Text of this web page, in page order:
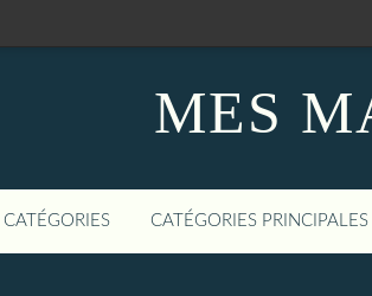
MES
CATÉGORIES CATÉGORIES PRINCIPALES